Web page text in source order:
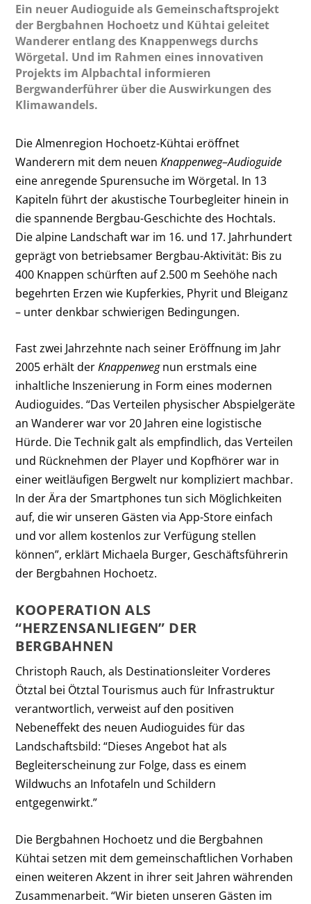
Ein neuer Audioguide als Gemeinschaftsprojekt
der Bergbahnen Hochoetz und Kühtai geleitet
Wanderer entlang des Knappenwegs durchs
Wörgetal. Und im Rahmen eines innovativen
Projekts im Alpbachtal informieren
Bergwanderführer über die Auswirkungen des
Klimawandels.
Die Almenregion Hochoetz-Kühtai eröffnet
Wanderern mit dem neuenKnappenweg–Audioguide
eine anregende Spurensuche im Wörgetal. In 13
Kapiteln führt der akustische Tourbegleiter hinein in
die spannende Bergbau-Geschichte des Hochtals.
Die alpine Landschaft war im 16. und 17. Jahrhundert
geprägt von betriebsamer Bergbau-Aktivität: Bis zu
400 Knappen schürften auf 2.500 m Seehöhe nach
begehrten Erzen wie Kupferkies, Phyrit und Bleiganz
– unter denkbar schwierigen Bedingungen.
Fast zwei Jahrzehnte nach seiner Eröffnung im Jahr
2005 erhält derKnappenwegnun erstmals eine
inhaltliche Inszenierung in Form eines modernen
Audioguides. “Das Verteilen physischer Abspielgeräte
an Wanderer war vor 20 Jahren eine logistische
Hürde. Die Technik galt als empfindlich, das Verteilen
und Rücknehmen der Player und Kopfhörer war in
einer weitläufigen Bergwelt nur kompliziert machbar.
In der Ära der Smartphones tun sich Möglichkeiten
auf, die wir unseren Gästen via App-Store einfach
und vor allem kostenlos zur Verfügung stellen
können”, erklärt Michaela Burger, Geschäftsführerin
der Bergbahnen Hochoetz.
KOOPERATION ALS
“HERZENSANLIEGEN” DER
BERGBAHNEN
Christoph Rauch, als Destinationsleiter Vorderes
Ötztal bei Ötztal Tourismus auch für Infrastruktur
verantwortlich, verweist auf den positiven
Nebeneffekt des neuen Audioguides für das
Landschaftsbild: “Dieses Angebot hat als
Begleiterscheinung zur Folge, dass es einem
Wildwuchs an Infotafeln und Schildern
entgegenwirkt.”
Die Bergbahnen Hochoetz und die Bergbahnen
Kühtai setzen mit dem gemeinschaftlichen Vorhaben
einen weiteren Akzent in ihrer seit Jahren währenden
Zusammenarbeit. “Wir bieten unseren Gästen im